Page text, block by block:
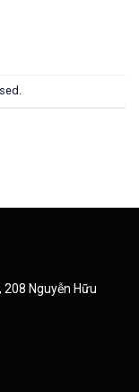
Nguyễn Hữu